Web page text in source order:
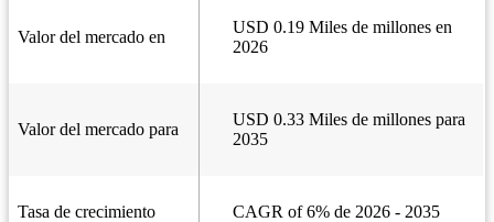
Valor del mercado en
USD 0.19 Miles de millones en
2026
Valor del mercado para
USD 0.33 Miles de millones para
2035
Tasa de crecimiento CAGR of 6% de 2026 - 2035